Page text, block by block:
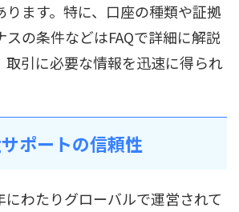
ます。特に、口座の種類や証拠
の条件などはFAQで詳細に解説
取引に必要な情報を迅速に得られ
ポートの信頼性
わたりグローバルで運営されて